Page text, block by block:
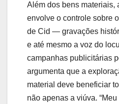
Além dos bens materiais,
envolve o controle sobre
de Cid — gravações
e até mesmo a voz do
campanhas publicitárias
argumenta que a
material deve beneficiar
não apenas a viúva.